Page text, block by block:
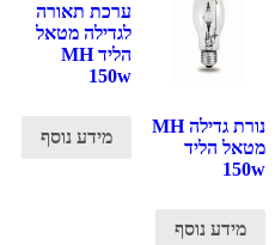
נורת גדילה MH
מטאל הליד
150w
מידע נוסף
ערכת תאורה
לגדילה מטאל
הליד MH
150w
מידע נוסף